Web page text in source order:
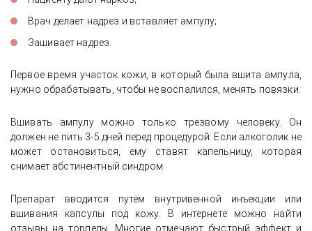
Врач делает надрез и вставляет ампулу;
Зашивает надрез.
Первое время участок кожи, в который была вшита ампула,
нужно обрабатывать, чтобы не воспалился, менять повязки.
Вшивать ампулу можно только трезвому человеку. Он
должен не пить 3-5 дней перед процедурой. Если алкоголик не
может остановиться, ему ставят капельницу, которая
снимает абстинентный синдром.
Препарат вводится путём внутривенной инъекции или
вшивания капсулы под кожу. В интернете можно найти
отзывы на торпеды. Многие отмечают быстрый эффект и